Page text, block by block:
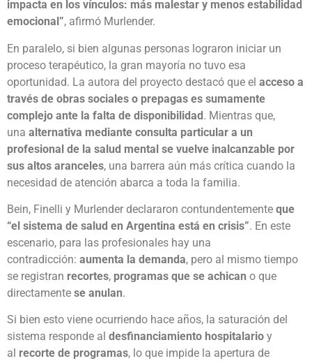
impacta en los vínculos: más malestar y menos estabilidad
emocional”, afirmó Murlender.
En paralelo, si bien algunas personas lograron iniciar un
proceso terapéutico, la gran mayoría no tuvo esa
oportunidad. La autora del proyecto destacó que el acceso a
través de obras sociales o prepagas es sumamente
complejo ante la falta de disponibilidad. Mientras que,
una alternativa mediante consulta particular a un
profesional de la salud mental se vuelve inalcanzable por
sus altos aranceles, una barrera aún más crítica cuando la
necesidad de atención abarca a toda la familia.
Bein, Finelli y Murlender declararon contundentemente que
“el sistema de salud en Argentina está en crisis”. En este
escenario, para las profesionales hay una
contradicción: aumenta la demanda, pero al mismo tiempo
se registran recortes, programas que se achican o que
directamente se anulan.
Si bien esto viene ocurriendo hace años, la saturación del
sistema responde al desfinanciamiento hospitalario y
al recorte de programas, lo que impide la apertura de